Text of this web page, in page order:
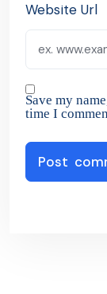
Website Url
Save my
time I